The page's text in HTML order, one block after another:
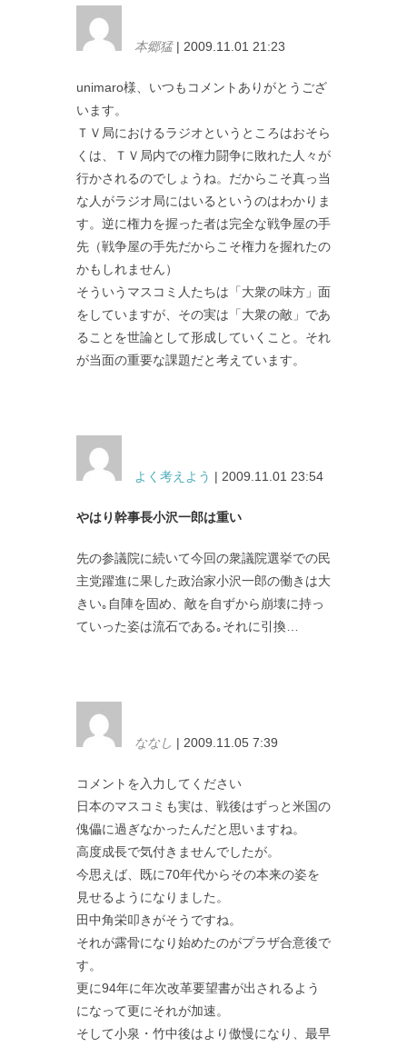
本郷猛| 2009.11.01 21:23
unimaro様、いつもコメントありがとうござ
います。
ＴＶ局におけるラジオというところはおそら
くは、ＴＶ局内での権力闘争に敗れた人々が
行かされるのでしょうね。だからこそ真っ当
な人がラジオ局にはいるというのはわかりま
す。逆に権力を握った者は完全な戦争屋の手
先（戦争屋の手先だからこそ権力を握れたの
かもしれません）
そういうマスコミ人たちは「大衆の味方」面
をしていますが、その実は「大衆の敵」であ
ることを世論として形成していくこと。それ
が当面の重要な課題だと考えています。
よく考えよう | 2009.11.01 23:54
やはり幹事長小沢一郎は重い
先の参議院に続いて今回の衆議院選挙での民
主党躍進に果した政治家小沢一郎の働きは大
きい｡自陣を固め、敵を自ずから崩壊に持っ
ていった姿は流石である｡それに引換…
ななし | 2009.11.05 7:39
コメントを入力してください
日本のマスコミも実は、戦後はずっと米国の
傀儡に過ぎなかったんだと思いますね。
高度成長で気付きませんでしたが。
今思えば、既に70年代からその本来の姿を
見せるようになりました。
田中角栄叩きがそうですね。
それが露骨になり始めたのがプラザ合意後で
す。
更に94年に年次改革要望書が出されるよう
になって更にそれが加速。
そして小泉・竹中後はより傲慢になり、最早